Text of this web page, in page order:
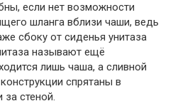
если нет возможности
шланга вблизи чаши, ведь
сбоку от сиденья унитаза
называют ещё
лишь чаша, а сливной
спрятаны в
стеной.